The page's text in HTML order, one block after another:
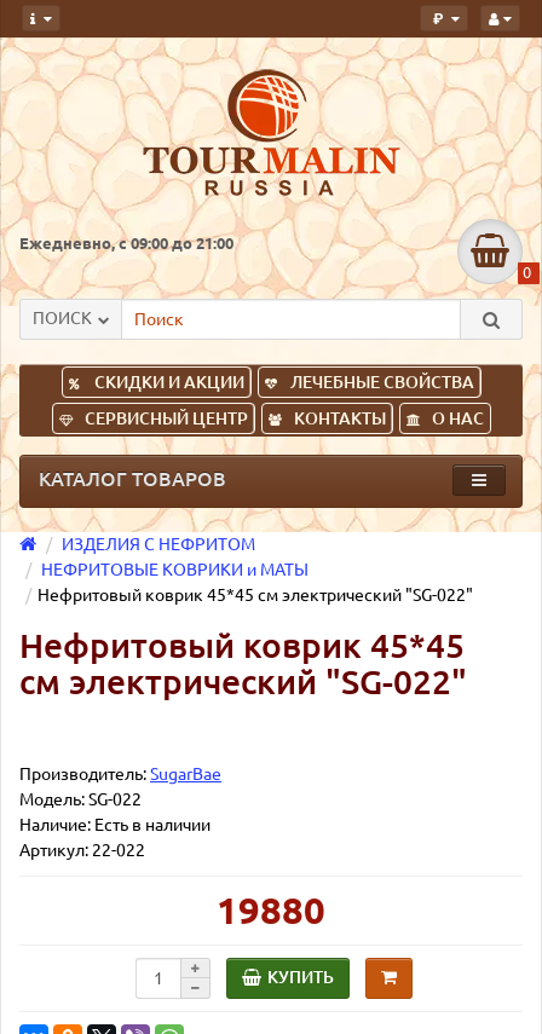
руб.
Ежедневно, с 09:00 до 21:00
0
ПОИСК
СКИДКИ И АКЦИИ
ЛЕЧЕБНЫЕ СВОЙСТВА
СЕРВИСНЫЙ ЦЕНТР
КОНТАКТЫ О НАС
КАТАЛОГ ТОВАРОВ
ИЗДЕЛИЯ С НЕФРИТОМ
НЕФРИТОВЫЕ КОВРИКИ и МАТЫ
Нефритовый коврик 45*45 см электрический "SG-022"
Нефритовый коврик 45*45
см электрический "SG-022"
Производитель:SugarBae
Модель:SG-022
Наличие: Есть в наличии
Артикул: 22-022
19880
КУПИТЬ